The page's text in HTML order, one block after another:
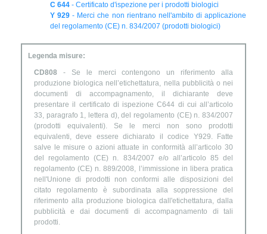
C 644 - Certificato d'ispezione per i prodotti biologici
Y 929 - Merci che non rientrano nell'ambito di applicazione
del regolamento (CE) n. 834/2007 (prodotti biologici)
Legenda misure:
CD808 - Se le merci contengono un riferimento alla
produzione biologica nell’etichettatura, nella pubblicità o nei
documenti di accompagnamento, il dichiarante deve
presentare il certificato di ispezione C644 di cui all’articolo
33, paragrafo 1, lettera d), del regolamento (CE) n. 834/2007
(prodotti equivalenti). Se le merci non sono prodotti
equivalenti, deve essere dichiarato il codice Y929. Fatte
salve le misure o azioni attuate in conformità all’articolo 30
del regolamento (CE) n. 834/2007 e/o all’articolo 85 del
regolamento (CE) n. 889/2008, l’immissione in libera pratica
nell'Unione di prodotti non conformi alle disposizioni del
citato regolamento è subordinata alla soppressione del
riferimento alla produzione biologica dall'etichettatura, dalla
pubblicità e dai documenti di accompagnamento di tali
prodotti.